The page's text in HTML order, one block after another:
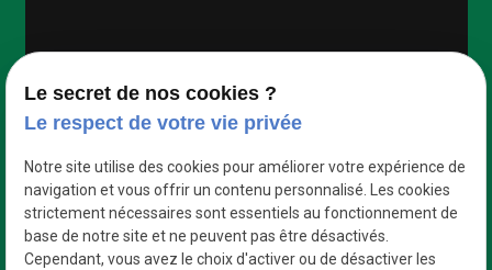
Le secret de nos cookies ?
Le respect de votre vie privée
Notre site utilise des cookies pour améliorer votre expérience de
navigation et vous offrir un contenu personnalisé. Les cookies
strictement nécessaires sont essentiels au fonctionnement de
base de notre site et ne peuvent pas être désactivés.
Cependant, vous avez le choix d'activer ou de désactiver les